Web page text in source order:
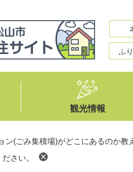
ふ
観光情報
ン(ごみ集積場)がどこにあるのか教
さい。